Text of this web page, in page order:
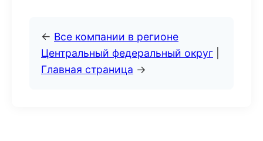
← Все компании в регионе
Центральный федеральный округ
Главная страница →